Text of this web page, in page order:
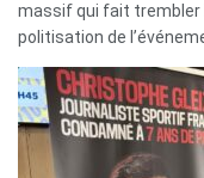
massif qui fait trembler
politisation de